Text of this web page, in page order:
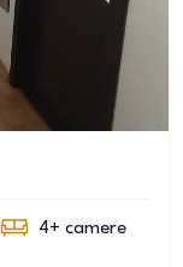
4+ camere